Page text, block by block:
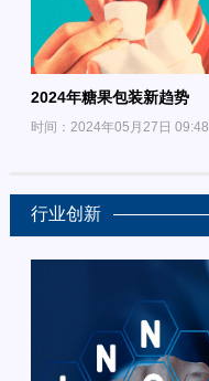
2024年糖果包装新趋势
时间：2024年05月27日 09:48
行业创新